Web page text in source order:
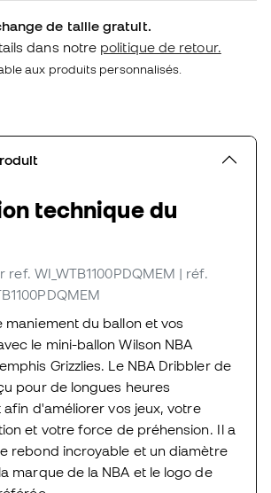
de taille gratuit.
dans notre politique de retour.
aux produits personnalisés.
technique du
ref. WI_WTB1100PDQMEM | réf.
maniement du ballon et vos
le mini-ballon Wilson NBA
Grizzlies. Le NBA Dribbler de
pour de longues heures
d'améliorer vos jeux, votre
et votre force de préhension. Il a
rebond incroyable et un diamètre
marque de la NBA et le logo de